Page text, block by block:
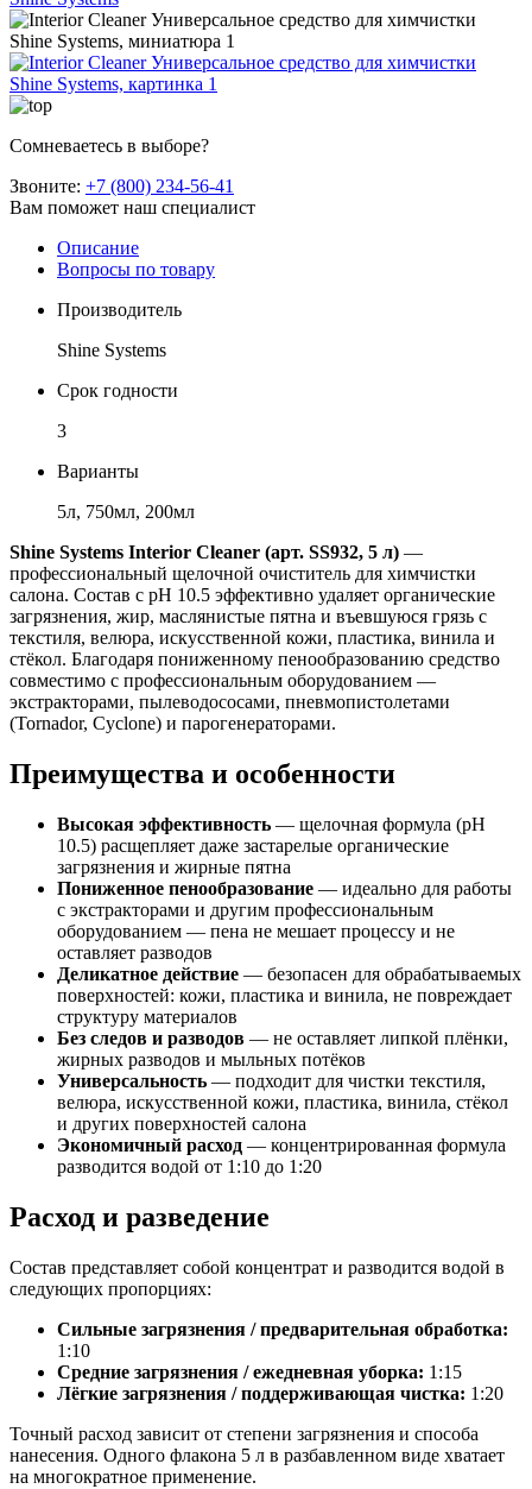
Сомневаетесь в выборе?
Звоните: +7 (800) 234-56-41
Вам поможет наш специалист
Описание
Вопросы по товару
Производитель
Shine Systems
Срок годности
3
Варианты
5л, 750мл, 200мл
Shine Systems Interior Cleaner (арт. SS932, 5 л) —
профессиональный щелочной очиститель для химчистки
салона. Состав с pH 10.5 эффективно удаляет органические
загрязнения, жир, маслянистые пятна и въевшуюся грязь с
текстиля, велюра, искусственной кожи, пластика, винила и
стёкол. Благодаря пониженному пенообразованию средство
совместимо с профессиональным оборудованием —
экстракторами, пылеводососами, пневмопистолетами
(Tornador, Cyclone) и парогенераторами.
Преимущества и особенности
Высокая эффективность — щелочная формула (pH
10.5) расщепляет даже застарелые органические
загрязнения и жирные пятна
Пониженное пенообразование — идеально для работы
с экстракторами и другим профессиональным
оборудованием — пена не мешает процессу и не
оставляет разводов
Деликатное действие — безопасен для обрабатываемых
поверхностей: кожи, пластика и винила, не повреждает
структуру материалов
Без следов и разводов — не оставляет липкой плёнки,
жирных разводов и мыльных потёков
Универсальность — подходит для чистки текстиля,
велюра, искусственной кожи, пластика, винила, стёкол
и других поверхностей салона
Экономичный расход — концентрированная формула
разводится водой от 1:10 до 1:20
Расход и разведение
Состав представляет собой концентрат и разводится водой в
следующих пропорциях:
Сильные загрязнения / предварительная обработка:
1:10
Средние загрязнения / ежедневная уборка: 1:15
Лёгкие загрязнения / поддерживающая чистка: 1:20
Точный расход зависит от степени загрязнения и способа
нанесения. Одного флакона 5 л в разбавленном виде хватает
на многократное применение.